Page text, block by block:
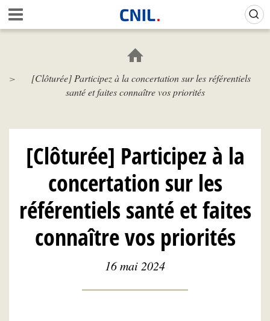
Aller
au
contenu
c
i
l
N
L
[Clôturée] Participez à la concertation sur les référentiels
santé et faites connaître vos priorités
[Clôturée] Participez à la
concertation sur les
référentiels santé et faites
connaître vos priorités
16 mai 2024
Gestion de vos préférences sur les cookies (témoins de connexion)